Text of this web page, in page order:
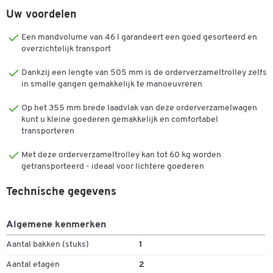
opgeborgen. Het bovenste laadvlak kan ca. 130° omhoog worden
niveau kunnen worden vervoerd.
liter. De box wordt met rubberen banden aan de
orderverzamelwagen bevestigd. De parkeerrem voorkomt dat de
bokwielen maken het mogelijk om over trappen te rijden. De wielen
kunnen in een paar eenvoudige stappen worden verwijderd en
De CLAX® opvouwbare verrijdbare wagen is gemaakt in Duitsland
in verschillende kleuren.
Professionele transportoplossing op kantoor, in de
werkplaats, het magazijn en de fabriek.
Massieve rubberen banden op kunststof velgen, 2
Uw voordelen
Een mandvolume van 46 l garandeert een goed gesorteerd en
overzichtelijk transport
Dankzij een lengte van 505 mm is de orderverzameltrolley zelfs
in smalle gangen gemakkelijk te manoeuvreren
Op het 355 mm brede laadvlak van deze orderverzamelwagen
kunt u kleine goederen gemakkelijk en comfortabel
transporteren
Met deze orderverzameltrolley kan tot 60 kg worden
getransporteerd - ideaal voor lichtere goederen
Technische gegevens
Algemene kenmerken
Aantal bakken (stuks) 1
Aantal etagen 2